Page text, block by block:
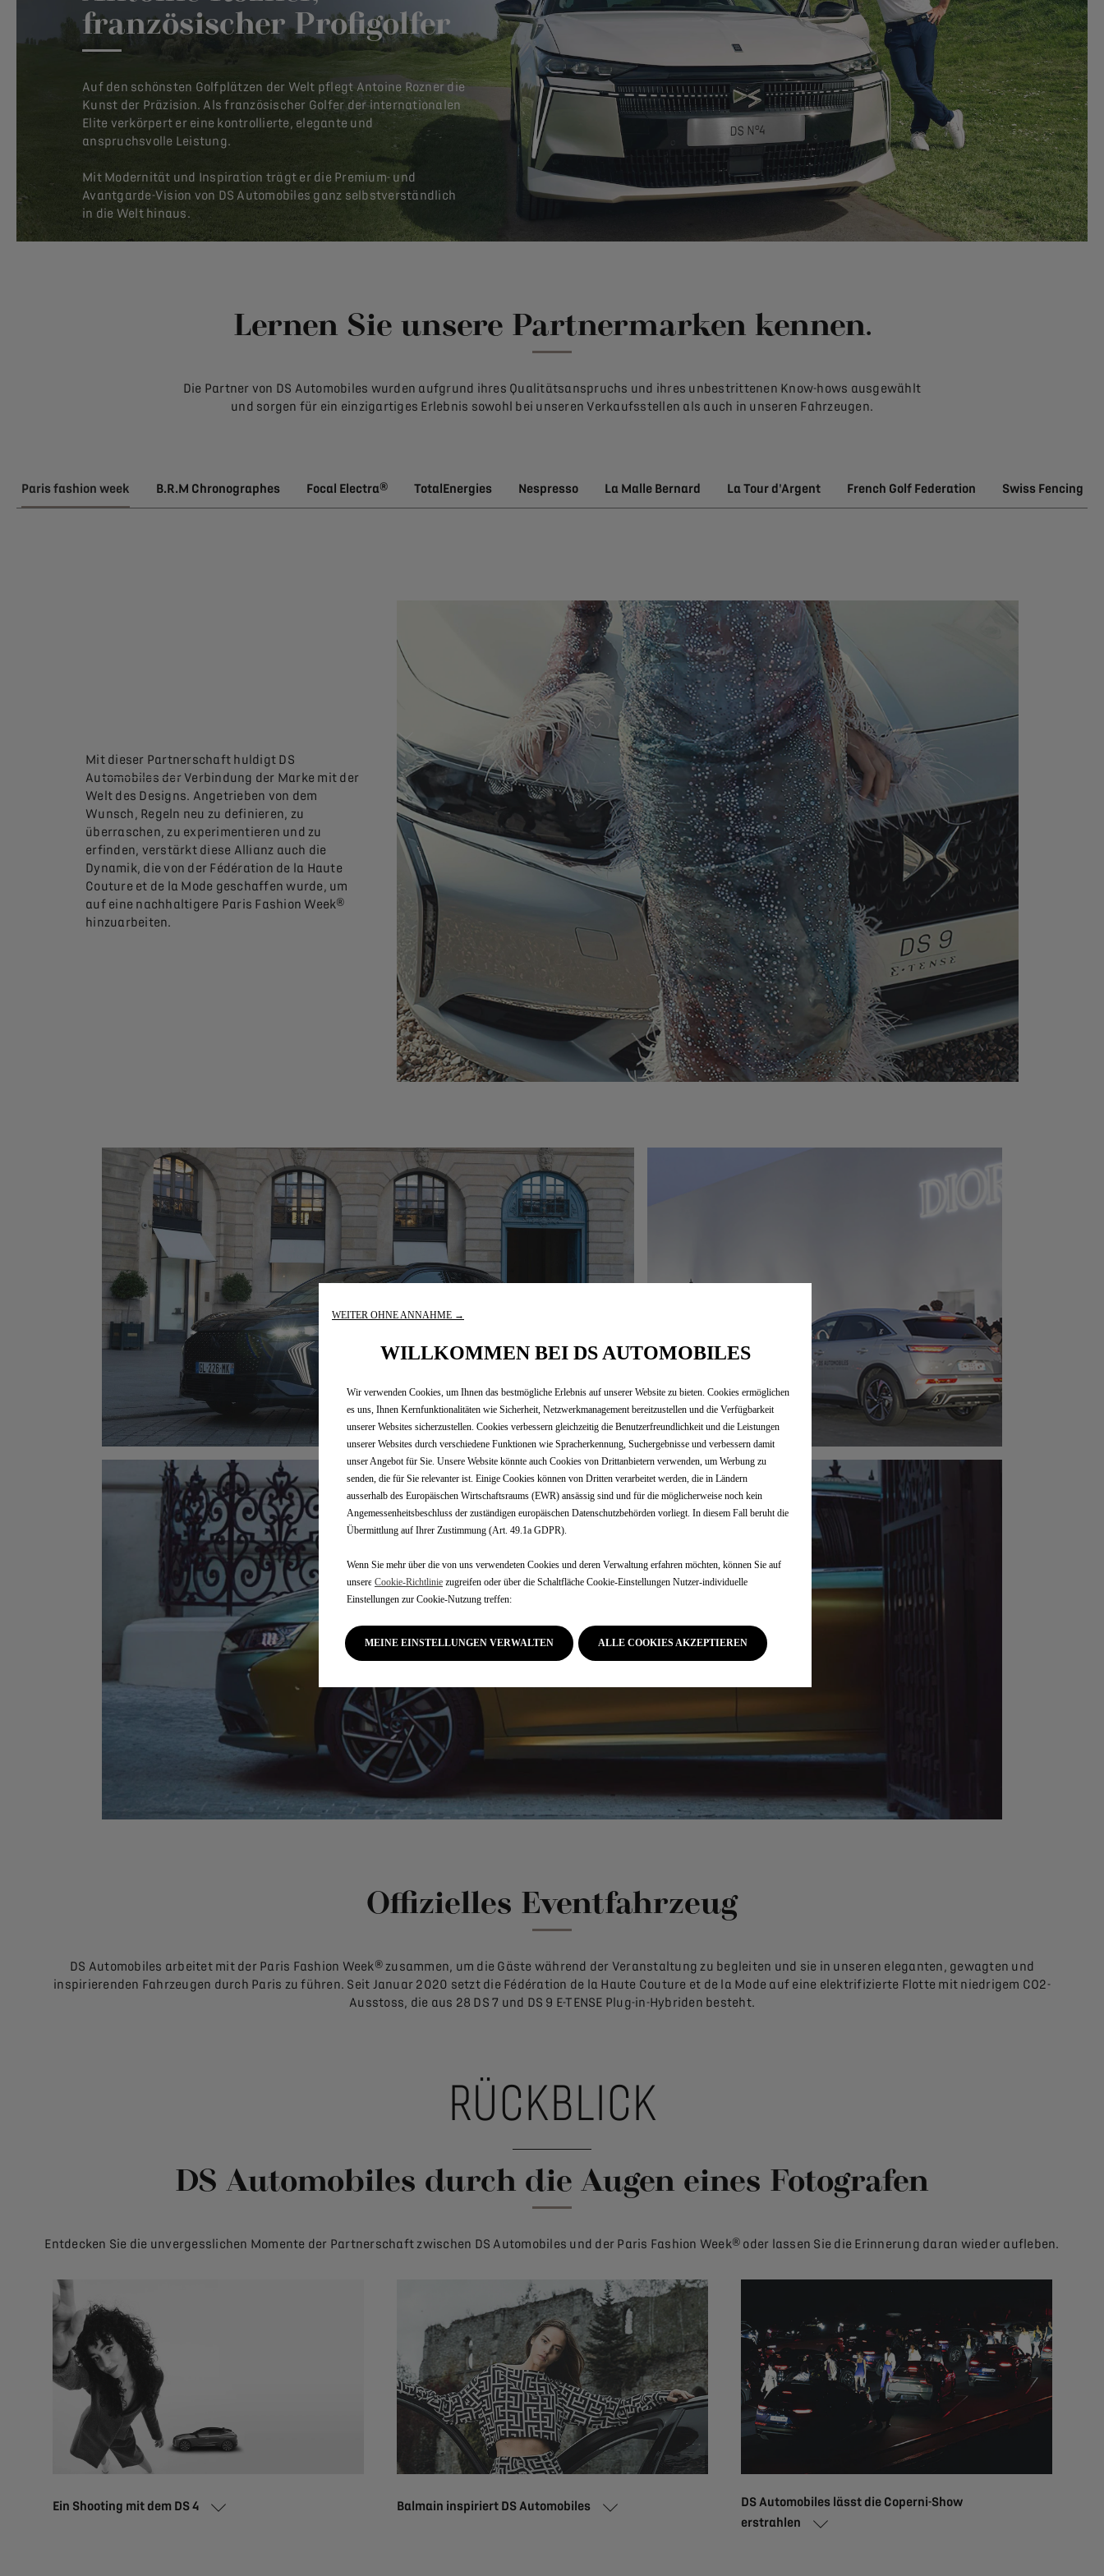
französischer Profigolfer
Auf den schönsten Golfplätzen der Welt pflegt Antoine Rozner die
Kunst der Präzision. Als französischer Golfer der internationalen
Elite verkörpert er eine kontrollierte, elegante und
anspruchsvolle Leistung.
Mit Modernität und Inspiration trägt er die Premium- und
Avantgarde-Vision von DS Automobiles ganz selbstverständlich
in die Welt hinaus.
Lernen Sie unsere Partnermarken kennen.
Die Partner von DS Automobiles wurden aufgrund ihres Qualitätsanspruchs und ihres unbestrittenen Know-hows ausgewählt
und sorgen für ein einzigartiges Erlebnis sowohl bei unseren Verkaufsstellen als auch in unseren Fahrzeugen.
Paris fashion week B.R.M Chronographes Focal Electra® TotalEnergies Nespresso La Malle Bernard La Tour d'Argent French Golf Federation Swiss Fencing
Mit dieser Partnerschaft huldigt DS
Automobiles der Verbindung der Marke mit der
Welt des Designs. Angetrieben von dem
Wunsch, Regeln neu zu definieren, zu
überraschen, zu experimentieren und zu
erfinden, verstärkt diese Allianz auch die
Dynamik, die von der Fédération de la Haute
Couture et de la Mode geschaffen wurde, um
auf eine nachhaltigere Paris Fashion Week®
hinzuarbeiten.
Offizielles Eventfahrzeug
DS Automobiles arbeitet mit der Paris Fashion Week® zusammen, um die Gäste während der Veranstaltung zu begleiten und sie in unseren eleganten, gewagten und
inspirierenden Fahrzeugen durch Paris zu führen. Seit Januar 2020 setzt die Fédération de la Haute Couture et de la Mode auf eine elektrifizierte Flotte mit niedrigem CO2-
Ausstoss, die aus 28 DS 7 und DS 9 E-TENSE Plug-in-Hybriden besteht.
RÜCKBLICK
DS Automobiles durch die Augen eines Fotografen
Entdecken Sie die unvergesslichen Momente der Partnerschaft zwischen DS Automobiles und der Paris Fashion Week® oder lassen Sie die Erinnerung daran wieder aufleben.
Ein Shooting mit dem DS 4 Balmain inspiriert DS Automobiles
DS Automobiles lässt die Coperni-Show
erstrahlen
WEITER OHNE ANNAHME →
WILLKOMMEN BEI DS AUTOMOBILES
Wir verwenden Cookies, um Ihnen das bestmögliche Erlebnis auf unserer Website zu bieten. Cookies ermöglichen
es uns, Ihnen Kernfunktionalitäten wie Sicherheit, Netzwerkmanagement bereitzustellen und die Verfügbarkeit
unserer Websites sicherzustellen. Cookies verbessern gleichzeitig die Benutzerfreundlichkeit und die Leistungen
unserer Websites durch verschiedene Funktionen wie Spracherkennung, Suchergebnisse und verbessern damit
unser Angebot für Sie. Unsere Website könnte auch Cookies von Drittanbietern verwenden, um Werbung zu
senden, die für Sie relevanter ist. Einige Cookies können von Dritten verarbeitet werden, die in Ländern
ausserhalb des Europäischen Wirtschaftsraums (EWR) ansässig sind und für die möglicherweise noch kein
Angemessenheitsbeschluss der zuständigen europäischen Datenschutzbehörden vorliegt. In diesem Fall beruht die
Übermittlung auf Ihrer Zustimmung (Art. 49.1a GDPR).
Wenn Sie mehr über die von uns verwendeten Cookies und deren Verwaltung erfahren möchten, können Sie auf
unsere Cookie-Richtlinie zugreifen oder über die Schaltfläche Cookie-Einstellungen Nutzer-individuelle
Einstellungen zur Cookie-Nutzung treffen:
MEINE EINSTELLUNGEN VERWALTEN ALLE COOKIES AKZEPTIEREN